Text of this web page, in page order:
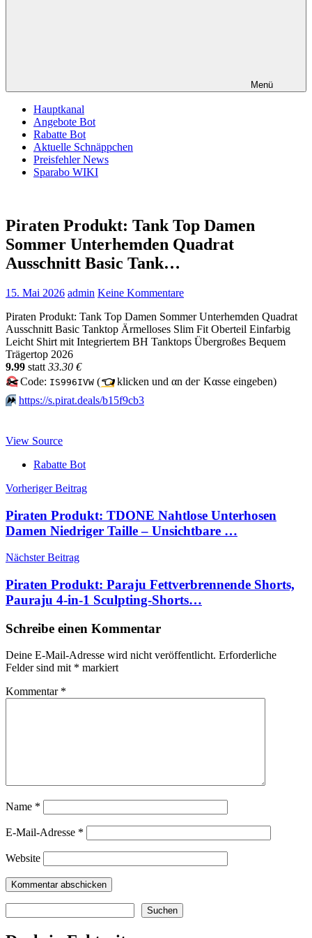
Menü
Hauptkanal
Angebote Bot
Rabatte Bot
Aktuelle Schnäppchen
Preisfehler News
Sparabo WIKI
Piraten Produkt: Tank Top Damen
Sommer Unterhemden Quadrat
Ausschnitt Basic Tank…
15. Mai 2026 admin Keine Kommentare
Piraten Produkt: Tank Top Damen Sommer Unterhemden Quadrat
Ausschnitt Basic Tanktop Ärmelloses Slim Fit Oberteil Einfarbig
Leicht Shirt mit Integriertem BH Tanktops Übergroßes Bequem
Trägertop 2026
9.99 statt 33.30 €
✂️Code: IS996IVW (👈klicken und αn dег Kαssе еingеbеn)
⏩️ https://s.pirat.deals/b15f9cb3
View Source
Rabatte Bot
Beitragsnavigation
Vorheriger Beitrag
Piraten Produkt: TDONE Nahtlose Unterhosen
Damen Niedriger Taille – Unsichtbare …
Nächster Beitrag
Piraten Produkt: Paraju Fettverbrennende Shorts,
Pauraju 4-in-1 Sculpting-Shorts…
Schreibe einen Kommentar
Deine E-Mail-Adresse wird nicht veröffentlicht. Erforderliche
Felder sind mit * markiert
Kommentar *
Name *
E-Mail-Adresse *
Website
Suchen